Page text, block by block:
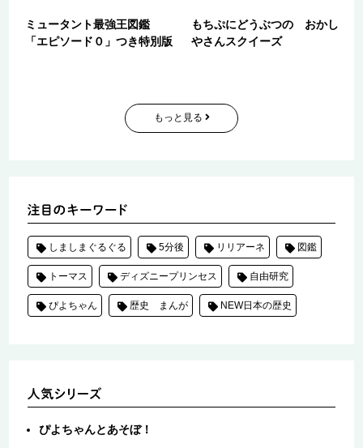
ミュータント最強王図鑑
「エピソード０」つき特別版
もちぷにどうぶつの おかし
やさんスクイーズ
もっと見る
しましまぐるぐる 5分後 リリアーネ 図鑑
トーマス ディズニープリンセス 自由研究
ぴよちゃん 歴史 まんが NEW日本の歴史
ぴよちゃんとあそぼ！